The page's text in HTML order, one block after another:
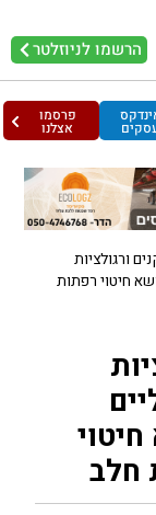
הרשמו לניוזלטר
פרסמו
אצלנו
ורגולציות
חיטוי רפתות
חלב